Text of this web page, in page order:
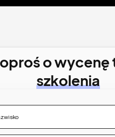
o wycenę
szkolenia